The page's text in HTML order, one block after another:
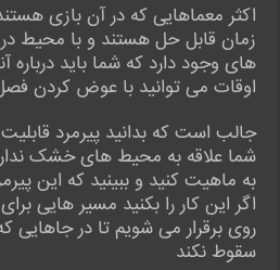
اکثر معماهایی که در آن بازی
زمان قابل حل هستند و با محیط در
های وجود دارد که شما باید درباره
اوقات می توانید با عوض کردن
جالب است که بدانید پیرمرد
شما علاقه به محیط های خشک
به ماهیت کنید و ببینید که این
اگر این کار را بکنید مسیر هایی
روی برقرار می شویم تا در جاهایی
سقوط نکند